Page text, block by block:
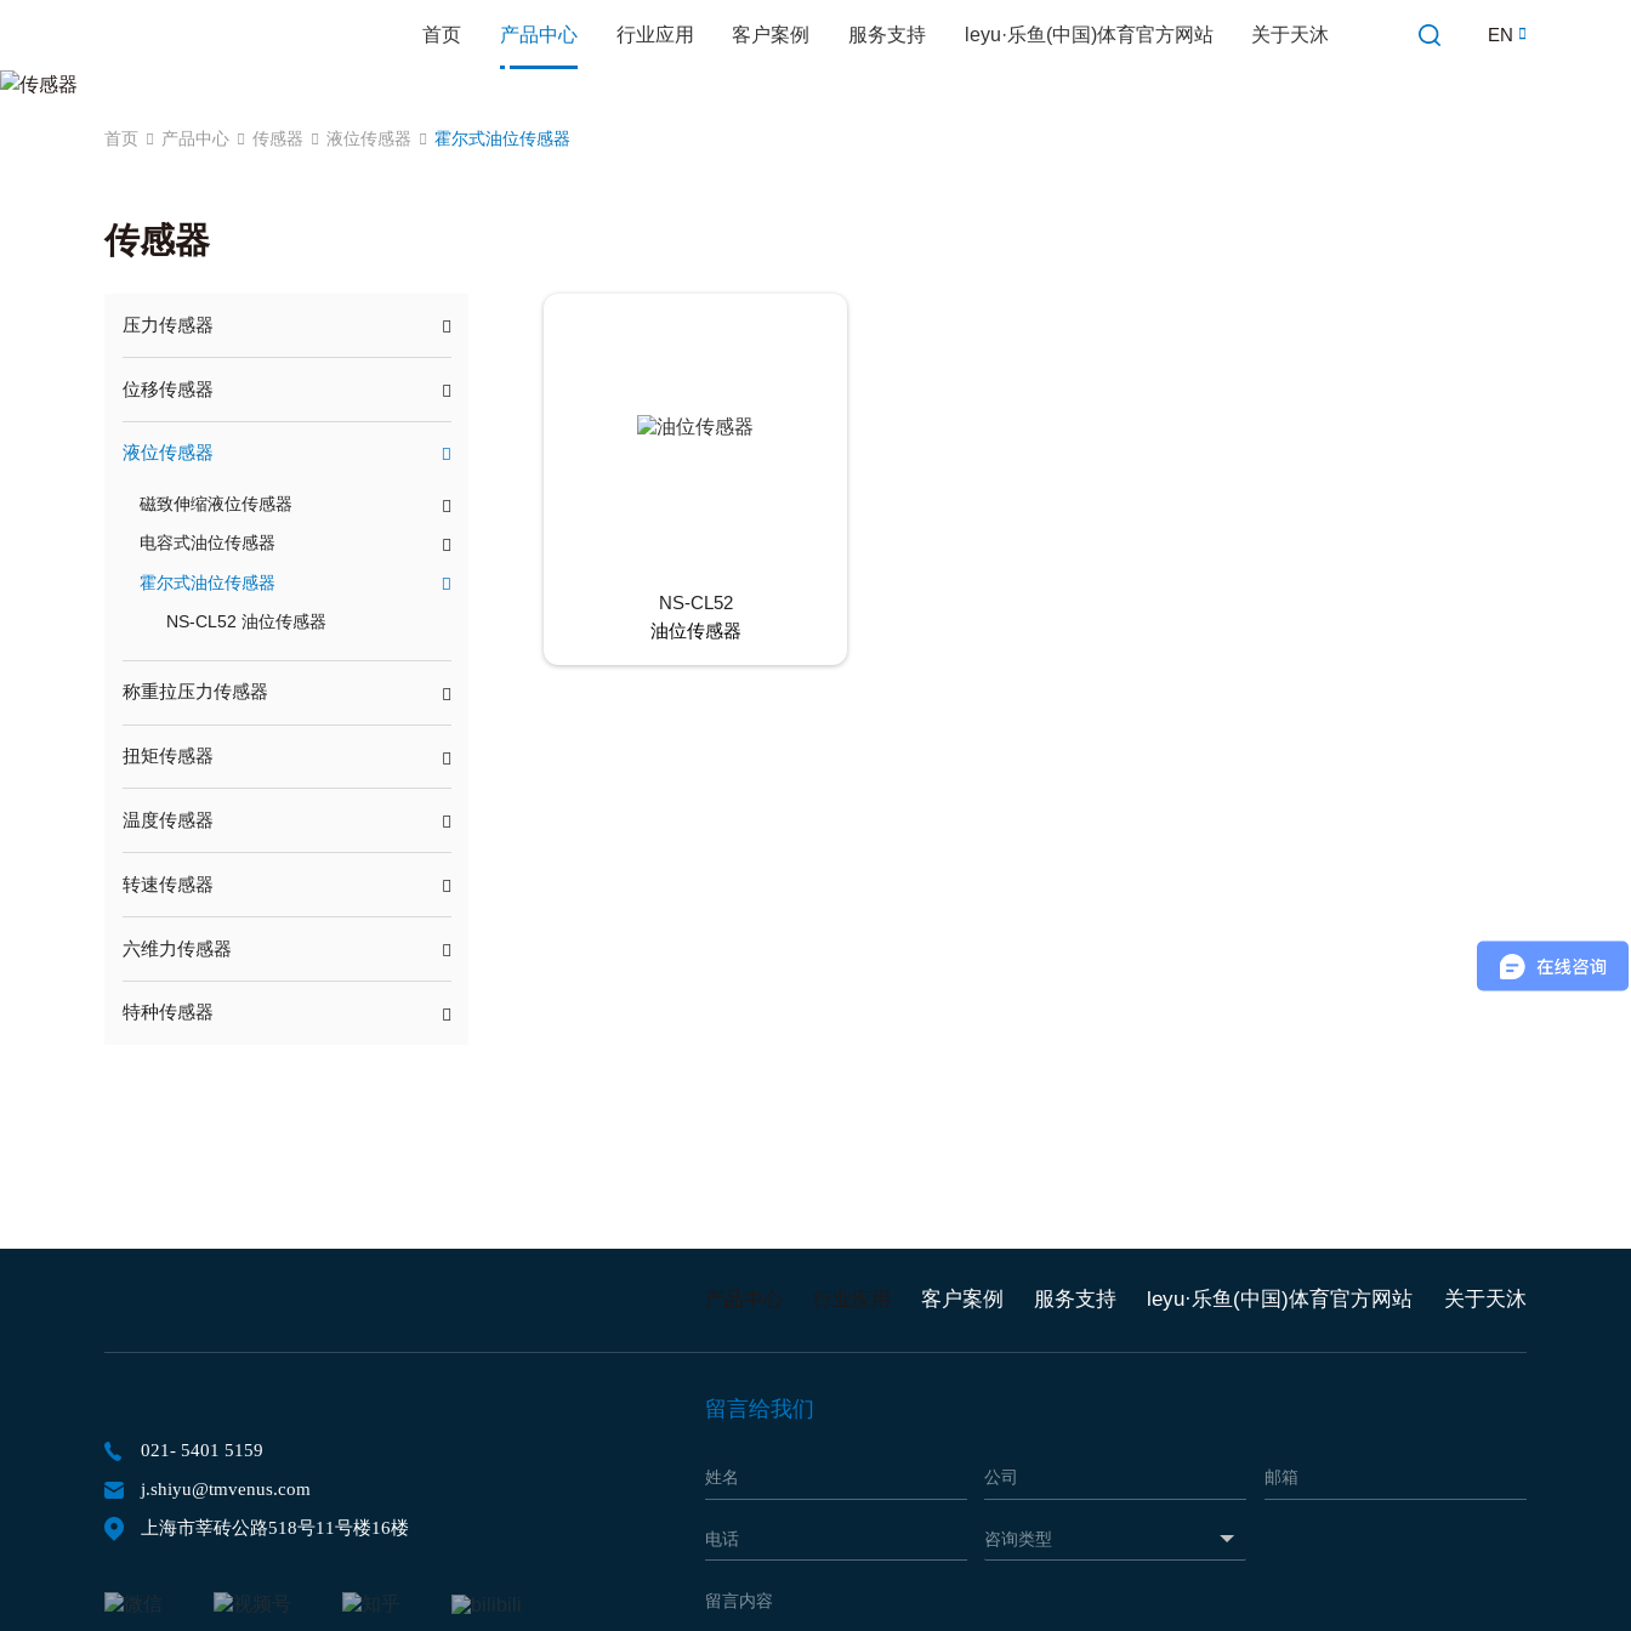
首页 产品中心 行业应用 客户案例 服务支持 leyu·乐鱼(中国)体育官方网站 关于天沐 EN
首页 产品中心 传感器 液位传感器 霍尔式油位传感器
传感器
压力传感器
位移传感器
液位传感器
磁致伸缩液位传感器
电容式油位传感器
霍尔式油位传感器
NS-CL52 油位传感器
称重拉压力传感器
扭矩传感器
温度传感器
转速传感器
六维力传感器
特种传感器
NS-CL52
油位传感器
产品中心 行业应用 客户案例 服务支持 leyu·乐鱼(中国)体育官方网站 关于天沐
021- 5401 5159
j.shiyu@tmvenus.com
上海市莘砖公路518号11号楼16楼
留言给我们